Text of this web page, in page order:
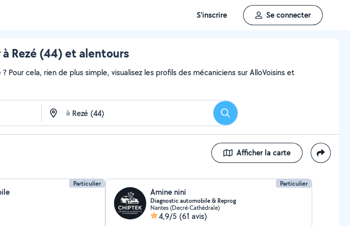
S'inscrire Se connecter
Rezé (44) et alentours
cela, rien de plus simple, visualisez les profils des mécaniciens sur AlloVoisins et
à Rechercher
Afficher la carte
Particulier Particulier
Amine nini
Diagnostic automobile & Reprog
Nantes (Decré-Cathédrale)
4,9/5 (61 avis)